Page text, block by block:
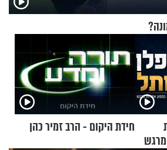
חידת היקום - הרב זמיר כהן